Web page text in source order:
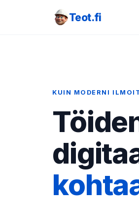
Teot.fi
KUIN MODERNI